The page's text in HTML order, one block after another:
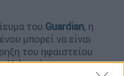
του Guardian, η
μπορεί να είναι
του ηφαιστείου
Ha' apaiστο